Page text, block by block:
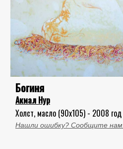
Богиня
Акмал Нур
Холст, масло (90x105) - 2008 год
Нашли ошибку? Сообщите нам.